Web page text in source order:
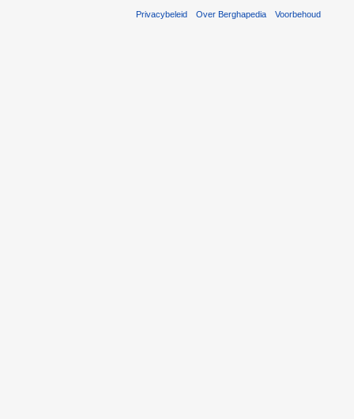
Privacybeleid Over Berghapedia Voorbehoud